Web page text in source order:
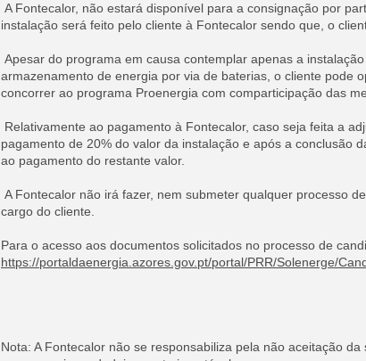
A Fontecalor, não estará disponível para a consignação por
instalação será feito pelo cliente à Fontecalor sendo que, o
Apesar do programa em causa contemplar apenas a
armazenamento de energia por via de baterias, o cliente pode
concorrer ao programa Proenergia com comparticipação das
Relativamente ao pagamento à Fontecalor, caso seja feita a
pagamento de 20% do valor da instalação e após a conclusão
ao pagamento do restante valor.
A Fontecalor não irá fazer, nem submeter qualquer processo
cargo do cliente.
Para o acesso aos documentos solicitados no processo de
https://portaldaenergia.azores.gov.pt/portal/PRR/Solenerge/
Nota: A Fontecalor não se responsabiliza pela não aceitação